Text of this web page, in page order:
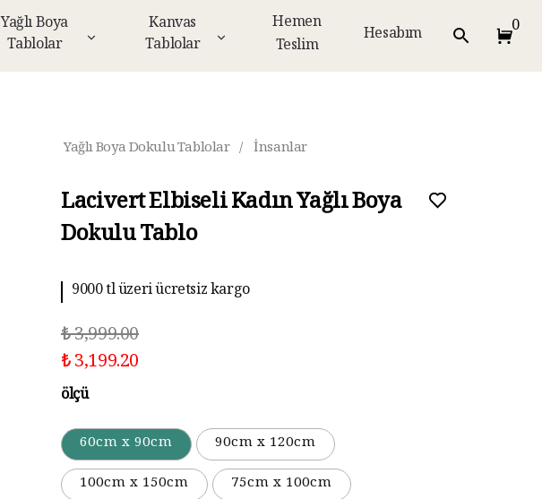
Yağlı Boya
Tablolar
Kanvas
Tablolar
Hemen
Teslim
Hesabım 0
Yağlı Boya Dokulu Tablolar / İnsanlar
Lacivert Elbiseli Kadın Yağlı Boya
Dokulu Tablo
9000 tl üzeri ücretsiz kargo
₺ 3,999.00
₺ 3,199.20
ölçü
60cm x 90cm
90cm x 120cm
100cm x 150cm
75cm x 100cm